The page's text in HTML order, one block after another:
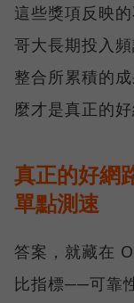
這些獎項反映
哥大長期投入
整合所累積的
麼才是真正的好
真正的好網
單點測速
答案，就藏在
比指標──可靠